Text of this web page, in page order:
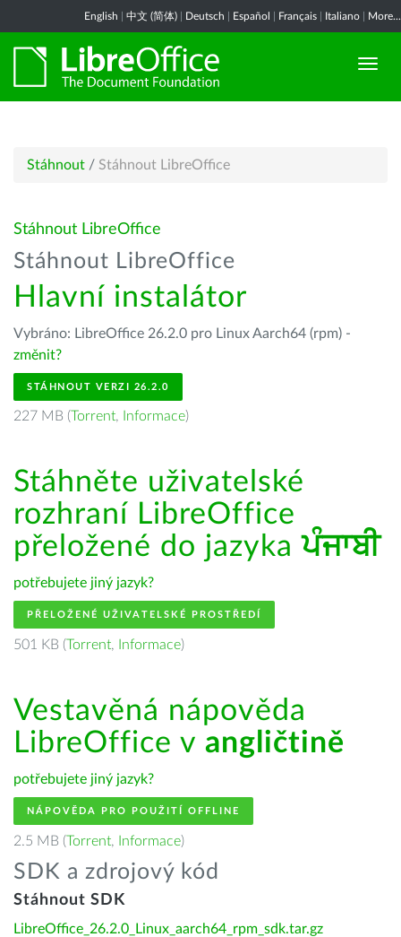
English 中文 (简体) Deutsch Español Français Italiano More...
Stáhnout / Stáhnout LibreOffice
Stáhnout LibreOffice
Stáhnout LibreOffice
Hlavní instalátor
Vybráno: LibreOffice 26.2.0 pro Linux Aarch64 (rpm) -
změnit?
STÁHNOUT VERZI 26.2.0
227 MB (Torrent, Informace)
Stáhněte uživatelské
rozhraní LibreOffice
přeložené do jazykaਪੰਜਾਬੀ
potřebujete jiný jazyk?
PŘELOŽENÉ UŽIVATELSKÉ PROSTŘEDÍ
501 KB (Torrent, Informace)
Vestavěná nápověda
LibreOffice v angličtině
potřebujete jiný jazyk?
NÁPOVĚDA PRO POUŽITÍ OFFLINE
2.5 MB (Torrent, Informace)
SDK a zdrojový kód
Stáhnout SDK
LibreOffice_26.2.0_Linux_aarch64_rpm_sdk.tar.gz